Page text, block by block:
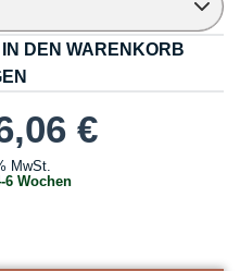
DEN WARENKORB
€
MwSt.
6 Wochen